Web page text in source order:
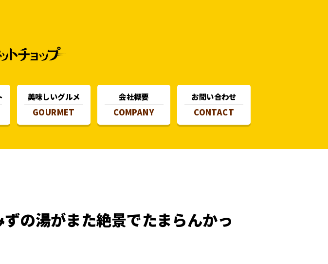
美味しいグルメ
GOURMET
会社概要
COMPANY
お問い合わせ
CONTACT
の湯がまた絶景でたまらんかっ